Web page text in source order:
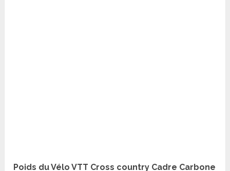
Poids du Vélo VTT Cross country Cadre Carbone